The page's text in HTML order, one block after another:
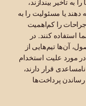
تأخیر بیندازند،
دهند یا مسئولیت را به
را کم‌اهمیت
استفاده کنند. در
آن‌ها تیم‌هایی از
مورد علیت استخدام
قرار دارند،
رساندن پرداخت‌ها